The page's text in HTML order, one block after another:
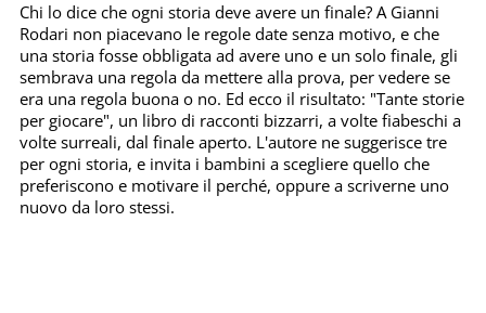
Chi lo dice che ogni storia deve avere un finale? A Gianni
Rodari non piacevano le regole date senza motivo, e che
una storia fosse obbligata ad avere uno e un solo finale, gli
sembrava una regola da mettere alla prova, per vedere se
era una regola buona o no. Ed ecco il risultato: "Tante storie
per giocare", un libro di racconti bizzarri, a volte fiabeschi a
volte surreali, dal finale aperto. L'autore ne suggerisce tre
per ogni storia, e invita i bambini a scegliere quello che
preferiscono e motivare il perché, oppure a scriverne uno
nuovo da loro stessi.